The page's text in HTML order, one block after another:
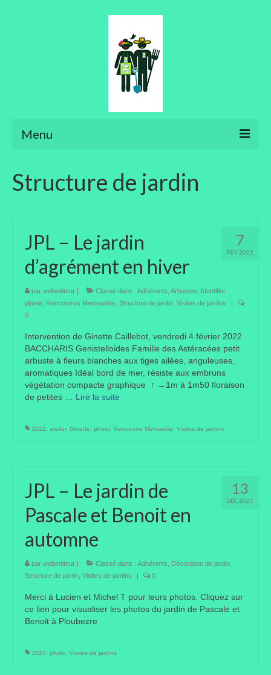
Menu
Aménager son jardin
Bonsaïs
Potager
Taille des arbres et arbustes
Autres
Bibliothèque
Nouveautés
Amis jardiniers du Devon
Fête des plantes
Florescence
Portes ouvertes
Autres
Structure de jardin
7
FÉV 2022
JPL – Le jardin
d’agrément en hiver
par webediteur | Classé dans : Adhérents Arbustes
Identifier
plante Rencontres Mensuelles Structure de jardin Visites de jardins
|
0
Intervention de Ginette Caillebot, vendredi 4 février 2022
BACCHARIS Genistelloides Famille des Astéracées petit
arbuste à fleurs blanches aux tiges ailées, anguleuses,
aromatiques Idéal bord de mer, résiste aux embruns
végétation compacte graphique ↑ →1m à 1m50 floraison
de petites … Lire la suite­­
2022 atelier, Ginette photo Rencontre Mensuelle Visites de jardins
13
DÉC 2021
JPL – Le jardin de
Pascale et Benoit en
automne
par webediteur | Classé dans : Adhérents Décoration de jardin
Structure de jardin Visites de jardins | 0
Merci à Lucien et Michel T pour leurs photos. Cliquez sur
ce lien pour visualiser les photos du jardin de Pascale et
Benoit à Ploubezre
2021 photo Visites de jardins